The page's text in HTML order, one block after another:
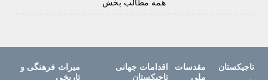
همه مطالب بخش
تاجیکستان
مقدسات
ملی
اقدامات جهانی
تاجیکستان
میراث فرهنگی و
تاریخی